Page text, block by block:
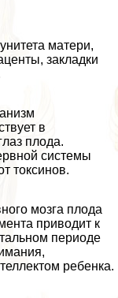
матери,
закладки
в
плода.
системы
токсинов.
мозга плода
приводит к
периоде
ребенка.